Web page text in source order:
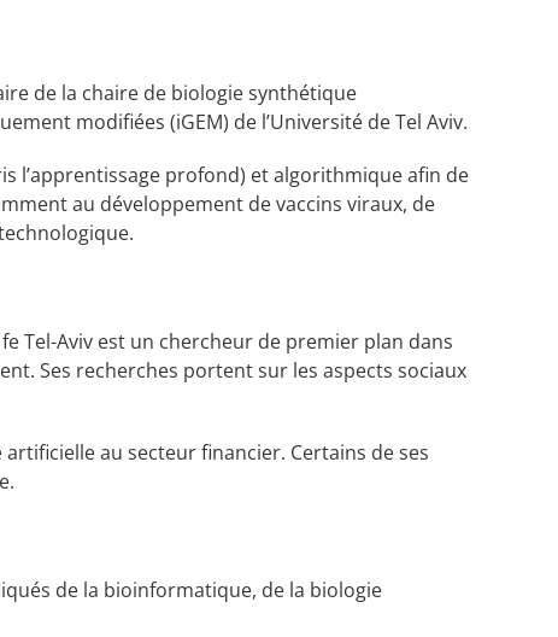
de la chaire de biologie synthétique
modifiées (iGEM) de l’Université de Tel Aviv.
l’apprentissage profond) et algorithmique afin de
au développement de vaccins viraux, de
Tel-Aviv est un chercheur de premier plan dans
Ses recherches portent sur les aspects sociaux
au secteur financier. Certains de ses
de la bioinformatique, de la biologie